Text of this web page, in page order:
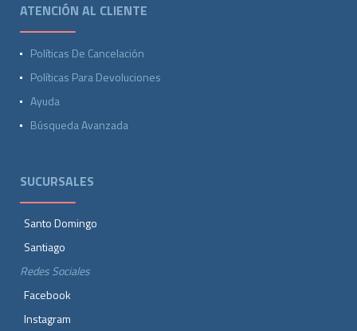
ATENCIÓN AL CLIENTE
Políticas De Cancelación
Políticas Para Devoluciones
Ayuda
Búsqueda Avanzada
SUCURSALES
Santo Domingo
Santiago
Redes Sociales
Facebook
Instagram